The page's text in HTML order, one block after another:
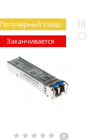
Популярный товар
Заканчивается
0